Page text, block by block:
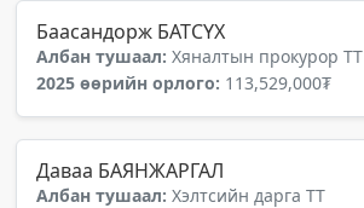
Баасандорж БАТСҮХ
Албан тушаал: Хяналтын прокурор ТТ
2025 өөрийн орлого: 113,529,000₮
Даваа БАЯНЖАРГАЛ
Албан тушаал: Хэлтсийн дарга ТТ